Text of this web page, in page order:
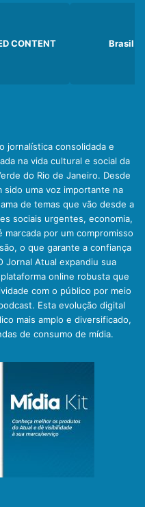
CONTENT Brasil
jornalística consolidada e
na vida cultural e social da
do Rio de Janeiro. Desde
sido uma voz importante na
de temas que vão desde a
sociais urgentes, economia,
por um compromisso
o que garante a confiança
Jornal Atual expandiu sua
online robusta que
com o público por meio
Esta evolução digital
mais amplo e diversificado,
de consumo de mídia.